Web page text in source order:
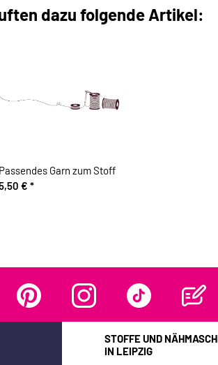
dazu folgende Artikel:
Passendes Garn zum Stoff
€ *
STOFFE UND
IN LEIPZIG